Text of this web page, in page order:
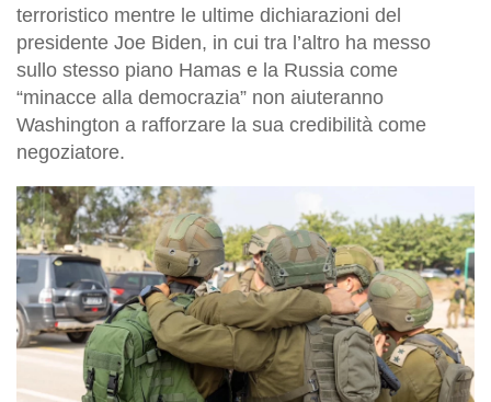
terroristico mentre le ultime dichiarazioni del
presidente Joe Biden, in cui tra l’altro ha messo
sullo stesso piano Hamas e la Russia come
“minacce alla democrazia” non aiuteranno
Washington a rafforzare la sua credibilità come
negoziatore.